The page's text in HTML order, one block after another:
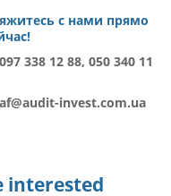
с нами прямо
097 338 12 88, 050 340 11
af@audit-invest.com.ua
interested